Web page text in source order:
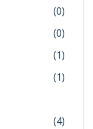
(0)
(0)
(1)
(1)
(4)